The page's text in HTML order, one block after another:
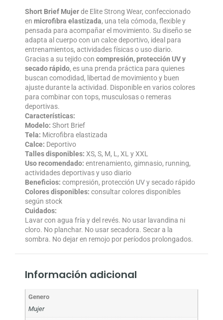
Short Brief Mujerde Elite Strong Wear, confeccionado
en microfibra elastizada, una tela cómoda, flexible y
pensada para acompañar el movimiento. Su diseño se
adapta al cuerpo con un calce deportivo, ideal para
entrenamientos, actividades físicas o uso diario.
Gracias a su tejido con compresión, protección UV y
secado rápido, es una prenda práctica para quienes
buscan comodidad, libertad de movimiento y buen
ajuste durante la actividad. Disponible en varios colores
para combinar con tops, musculosas o remeras
deportivas.
Características:
Modelo: Short Brief
Tela: Microfibra elastizada
Calce: Deportivo
Talles disponibles: XS, S, M, L, XL y XXL
Uso recomendado: entrenamiento, gimnasio, running,
actividades deportivas y uso diario
Beneficios: compresión, protección UV y secado rápido
Colores disponibles: consultar colores disponibles
según stock
Cuidados:
Lavar con agua fría y del revés. No usar lavandina ni
cloro. No planchar. No usar secadora. Secar a la
sombra. No dejar en remojo por períodos prolongados.
Información adicional
Genero
Mujer